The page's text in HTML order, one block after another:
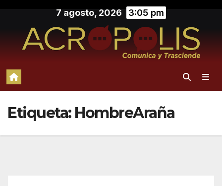
contenido
7 agosto, 2026 3:05 pm
Etiqueta: HombreAraña